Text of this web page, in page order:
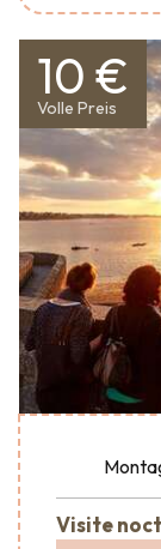
10 €
Volle Preis
Visite